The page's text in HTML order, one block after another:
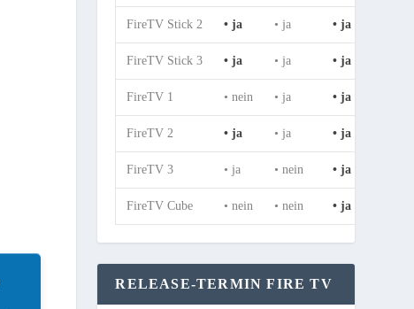
FireTV Stick 2 • ja • ja • ja
FireTV Stick 3 • ja • ja • ja
FireTV 1 • nein • ja • ja
FireTV 2 • ja • ja • ja
FireTV 3 • ja • nein • ja
FireTV Cube • nein • nein • ja
RELEASE-TERMIN FIRE TV